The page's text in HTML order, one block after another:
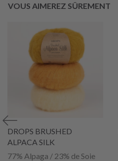
VOUS AIMEREZ SÛREMENT
DROPS BRUSHED
ALPACA SILK
77% Alpaga / 23% de Soie